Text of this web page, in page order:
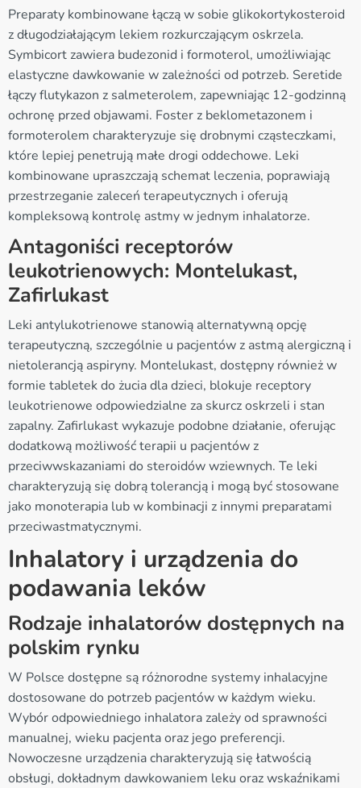
Preparaty kombinowane łączą w sobie glikokortykosteroid
z długodziałającym lekiem rozkurczającym oskrzela.
Symbicort zawiera budezonid i formoterol, umożliwiając
elastyczne dawkowanie w zależności od potrzeb. Seretide
łączy flutykazon z salmeterolem, zapewniając 12-godzinną
ochronę przed objawami. Foster z beklometazonem i
formoterolem charakteryzuje się drobnymi cząsteczkami,
które lepiej penetrują małe drogi oddechowe. Leki
kombinowane upraszczają schemat leczenia, poprawiają
przestrzeganie zaleceń terapeutycznych i oferują
kompleksową kontrolę astmy w jednym inhalatorze.
Antagoniści receptorów
leukotrienowych: Montelukast,
Zafirlukast
Leki antylukotrienowe stanowią alternatywną opcję
terapeutyczną, szczególnie u pacjentów z astmą alergiczną i
nietolerancją aspiryny. Montelukast, dostępny również w
formie tabletek do żucia dla dzieci, blokuje receptory
leukotrienowe odpowiedzialne za skurcz oskrzeli i stan
zapalny. Zafirlukast wykazuje podobne działanie, oferując
dodatkową możliwość terapii u pacjentów z
przeciwwskazaniami do steroidów wziewnych. Te leki
charakteryzują się dobrą tolerancją i mogą być stosowane
jako monoterapia lub w kombinacji z innymi preparatami
przeciwastmatycznymi.
Inhalatory i urządzenia do
podawania leków
Rodzaje inhalatorów dostępnych na
polskim rynku
W Polsce dostępne są różnorodne systemy inhalacyjne
dostosowane do potrzeb pacjentów w każdym wieku.
Wybór odpowiedniego inhalatora zależy od sprawności
manualnej, wieku pacjenta oraz jego preferencji.
Nowoczesne urządzenia charakteryzują się łatwością
obsługi, dokładnym dawkowaniem leku oraz wskaźnikami